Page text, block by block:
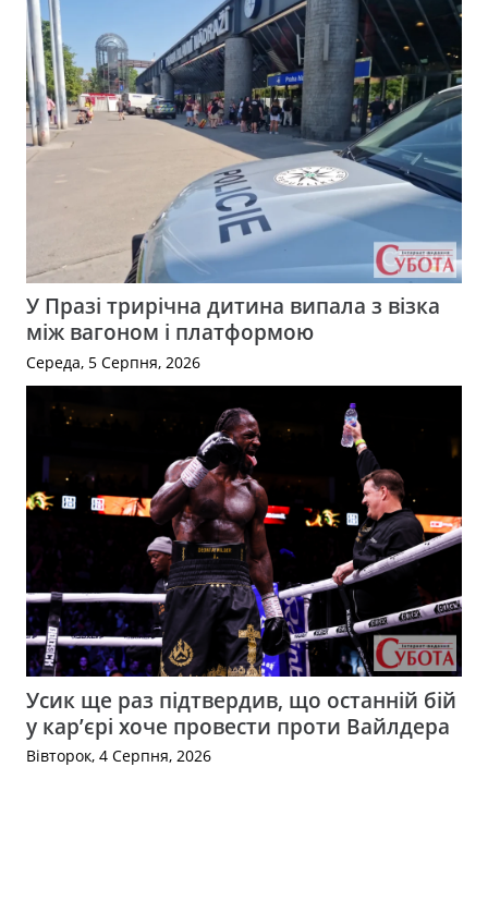
У Празі трирічна дитина випала з візка
між вагоном і платформою
Середа, 5 Серпня, 2026
Усик ще раз підтвердив, що останній бій
у кар’єрі хоче провести проти Вайлдера
Вівторок, 4 Серпня, 2026